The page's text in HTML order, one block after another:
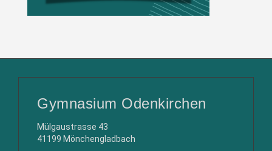
Gymnasium Odenkirchen
Mülgaustrasse 43
41199 Mönchengladbach